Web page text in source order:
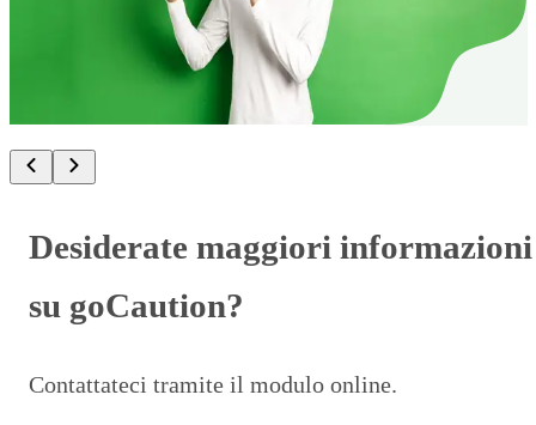
Il pagamento della cauzione d'affitto puo gravare
notevolmente sul budget personale. Ma esiste
un'alternativa: l'assicurazione garanzia d'affitto.
Desiderate maggiori informazioni
su goCaution?
Contattateci tramite il modulo online.